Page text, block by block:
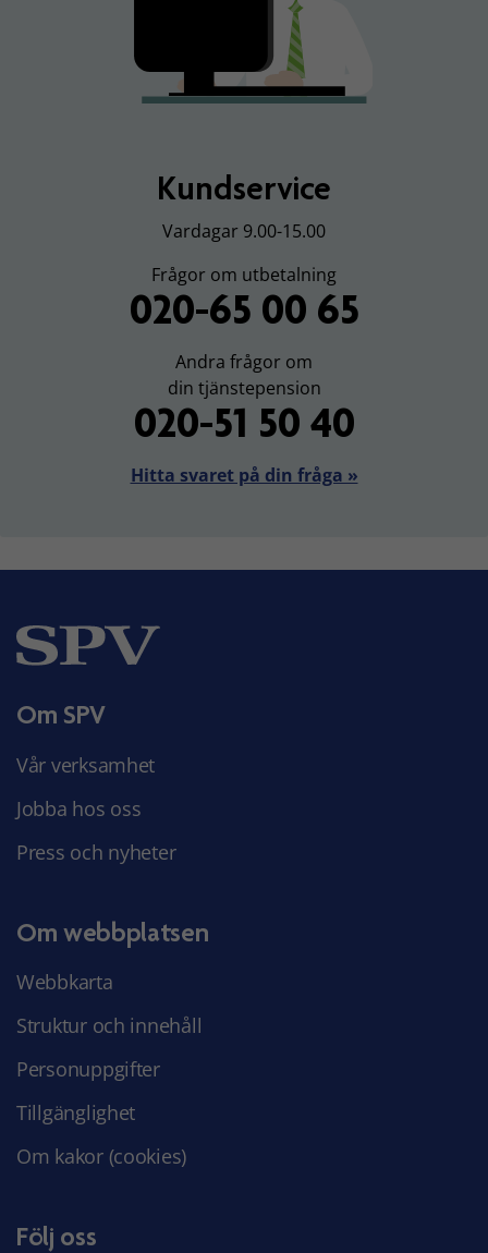
Kundservice
Vardagar 9.00-15.00
Frågor om utbetalning
020-65 00 65
Andra frågor om
din tjänstepension
020-51 50 40
Hitta svaret på din fråga »
Om SPV
Vår verksamhet
Jobba hos oss
Press och nyheter
Om webbplatsen
Webbkarta
Struktur och innehåll
Personuppgifter
Tillgänglighet
Om kakor (cookies)
Följ oss